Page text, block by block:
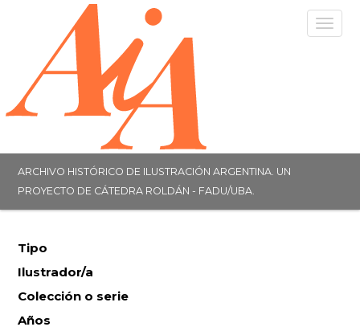
ARCHIVO HISTÓRICO DE ILUSTRACIÓN ARGENTINA. UN
PROYECTO DE CÁTEDRA ROLDÁN - FADU/UBA.
Tipo
Ilustrador/a
Colección o serie
Años